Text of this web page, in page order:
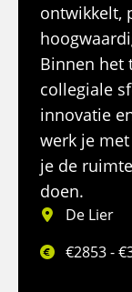
ontwikkelt,
Binnen het
collegiale
innovatie
werk je
je de
doen.
De Lier
€2853 -